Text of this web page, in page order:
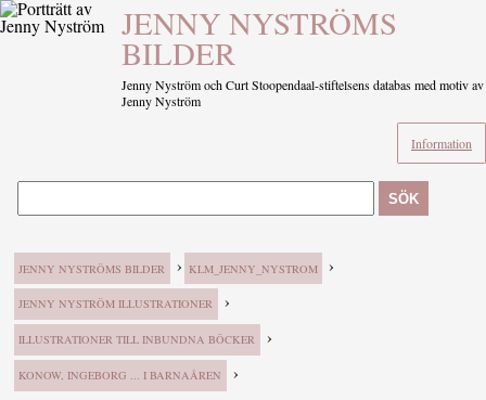
JENNY NYSTRÖMS
BILDER
Jenny Nyström och Curt Stoopendaal-stiftelsens databas med motiv av
Jenny Nyström
Information
SÖK
JENNY NYSTRÖMS BILDER › KLM_JENNY_NYSTROM ›
JENNY NYSTRÖM ILLUSTRATIONER ›
ILLUSTRATIONER TILL INBUNDNA BÖCKER ›
KONOW, INGEBORG ... I BARNAÅREN ›